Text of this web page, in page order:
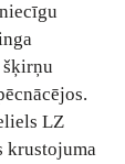
šķirņu
LZ
krustojuma